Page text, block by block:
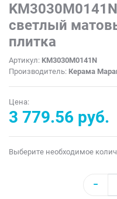
светлый
плитка
Артикул: KM3030M0141N
Производитель: Керама
Цена:
3 779.56 руб.
Выберите необходимое
−